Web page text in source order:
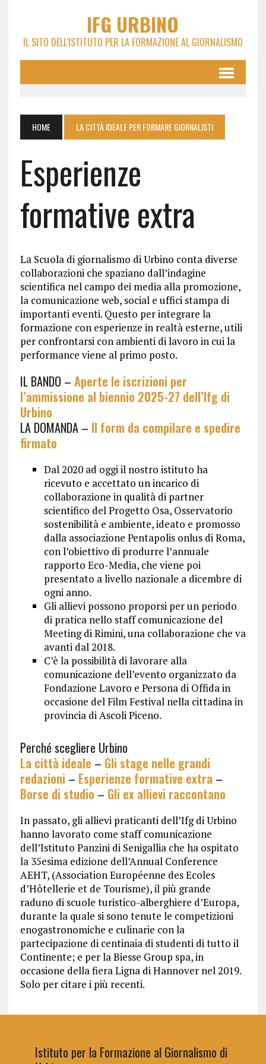
IFG URBINO
IL SITO DELL'ISTITUTO PER LA FORMAZIONE AL GIORNALISMO
HOME LA CITTÀ IDEALE PER FORMARE GIORNALISTI
Esperienze
formative extra
La Scuola di giornalismo di Urbino conta diverse
collaborazioni che spaziano dall’indagine
scientifica nel campo dei media alla promozione,
la comunicazione web, social e uffici stampa di
importanti eventi. Questo per integrare la
formazione con esperienze in realtà esterne, utili
per confrontarsi con ambienti di lavoro in cui la
performance viene al primo posto.
IL BANDO – Aperte le iscrizioni per
l’ammissione al biennio 2025-27 dell’Ifg di
Urbino
LA DOMANDA – Il form da compilare e spedire
firmato
Dal 2020 ad oggi il nostro istituto ha
ricevuto e accettato un incarico di
collaborazione in qualità di partner
scientifico del Progetto Osa, Osservatorio
sostenibilità e ambiente, ideato e promosso
dalla associazione Pentapolis onlus di Roma,
con l’obiettivo di produrre l’annuale
rapporto Eco-Media, che viene poi
presentato a livello nazionale a dicembre di
ogni anno.
Gli allievi possono proporsi per un periodo
di pratica nello staff comunicazione del
Meeting di Rimini, una collaborazione che va
avanti dal 2018.
C’è la possibilità di lavorare alla
comunicazione dell’evento organizzato da
Fondazione Lavoro e Persona di Offida in
occasione del Film Festival nella cittadina in
provincia di Ascoli Piceno.
Perché scegliere Urbino
La città ideale – Gli stage nelle grandi
redazioni – Esperienze formative extra –
Borse di studio – Gli ex allievi raccontano
In passato, gli allievi praticanti dell’Ifg di Urbino
hanno lavorato come staff comunicazione
dell’Istituto Panzini di Senigallia che ha ospitato
la 35esima edizione dell’Annual Conference
AEHT, (Association Européenne des Ecoles
d’Hôtellerie et de Tourisme), il più grande
raduno di scuole turistico-alberghiere d’Europa,
durante la quale si sono tenute le competizioni
enogastronomiche e culinarie con la
partecipazione di centinaia di studenti di tutto il
Continente; e per la Biesse Group spa, in
occasione della fiera Ligna di Hannover nel 2019.
Solo per citare i più recenti.
Istituto per la Formazione al Giornalismo di